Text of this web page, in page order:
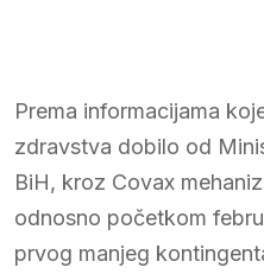
Prema informacijama
zdravstva dobilo od
BiH, kroz Covax
odnosno početkom
prvog manjeg